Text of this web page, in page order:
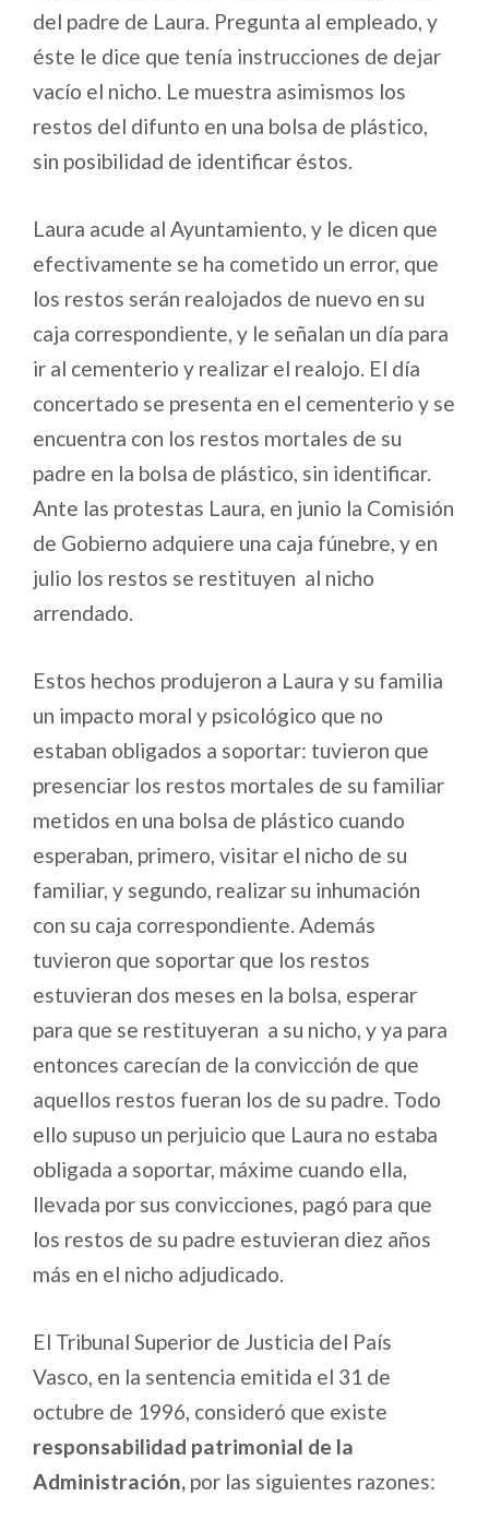
del padre de Laura. Pregunta al empleado, y
éste le dice que tenía instrucciones de dejar
vacío el nicho. Le muestra asimismos los
restos del difunto en una bolsa de plástico,
sin posibilidad de identificar éstos.
Laura acude al Ayuntamiento, y le dicen que
efectivamente se ha cometido un error, que
los restos serán realojados de nuevo en su
caja correspondiente, y le señalan un día para
ir al cementerio y realizar el realojo. El día
concertado se presenta en el cementerio y se
encuentra con los restos mortales de su
padre en la bolsa de plástico, sin identificar.
Ante las protestas Laura, en junio la Comisión
de Gobierno adquiere una caja fúnebre, y en
julio los restos se restituyen al nicho
arrendado.
Estos hechos produjeron a Laura y su familia
un impacto moral y psicológico que no
estaban obligados a soportar: tuvieron que
presenciar los restos mortales de su familiar
metidos en una bolsa de plástico cuando
esperaban, primero, visitar el nicho de su
familiar, y segundo, realizar su inhumación
con su caja correspondiente. Además
tuvieron que soportar que los restos
estuvieran dos meses en la bolsa, esperar
para que se restituyeran a su nicho, y ya para
entonces carecían de la convicción de que
aquellos restos fueran los de su padre. Todo
ello supuso un perjuicio que Laura no estaba
obligada a soportar, máxime cuando ella,
llevada por sus convicciones, pagó para que
los restos de su padre estuvieran diez años
más en el nicho adjudicado.
El Tribunal Superior de Justicia del País
Vasco, en la sentencia emitida el 31 de
octubre de 1996, consideró que existe
responsabilidad patrimonial de la
Administración, por las siguientes razones: